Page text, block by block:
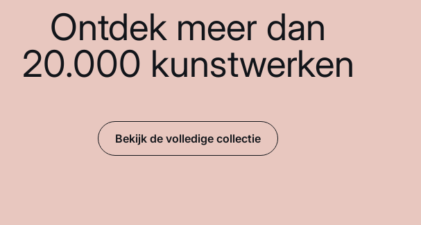
Ontdek meer dan
20.000 kunstwerken
Bekijk de volledige collectie